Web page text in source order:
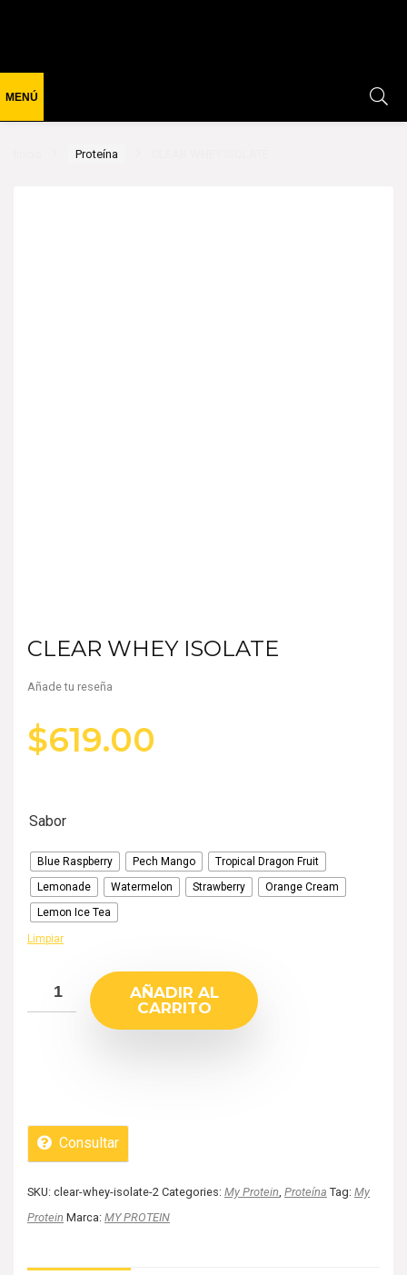
Proteína
CLEAR WHEY ISOLATE
Añade tu reseña
$619.00
Sabor
Blue Raspberry Pech Mango
Tropical Dragon Fruit
Lemonade
Watermelon Strawberry
Orange Cream
Lemon Ice Tea
Limpiar
AÑADIR AL
CARRITO
Consultar
SKU: clear-whey-isolate-2 Categories: My Protein, Proteína Tag: My
Protein Marca: MY PROTEIN